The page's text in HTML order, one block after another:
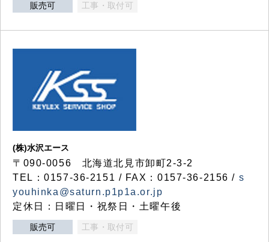
販売可 工事・取付可
(株)水沢エース
〒090-0056 北海道北見市卸町2-3-2
TEL：0157-36-2151 / FAX：0157-36-2156 / s
youhinka@saturn.p1p1a.or.jp
定休日：日曜日・祝祭日・土曜午後
販売可 工事・取付可